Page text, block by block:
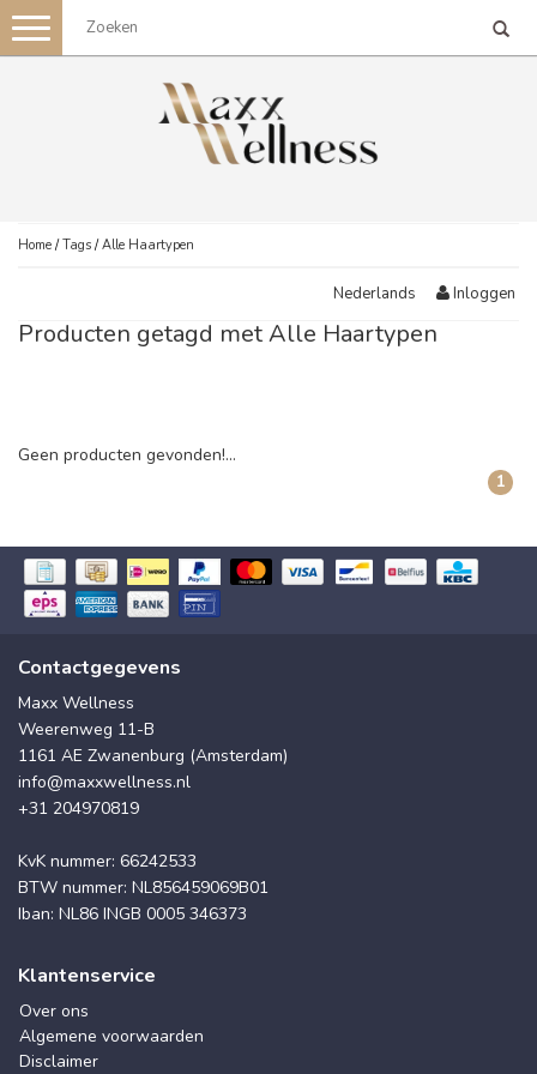
Toggle
navigation
Home /Tags /Alle Haartypen
Nederlands Inloggen
Producten getagd met Alle Haartypen
Geen producten gevonden!...
1
Contactgegevens
Maxx Wellness
Weerenweg 11-B
1161 AE Zwanenburg (Amsterdam)
info@maxxwellness.nl
+31 204970819
KvK nummer: 66242533
BTW nummer: NL856459069B01
Iban: NL86 INGB 0005 346373
Klantenservice
Over ons
Algemene voorwaarden
Disclaimer